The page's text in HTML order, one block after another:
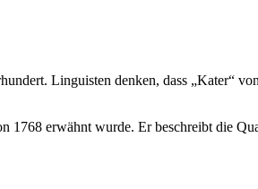
Linguisten denken, dass „Kater“
1768 erwähnt wurde. Er beschreibt die